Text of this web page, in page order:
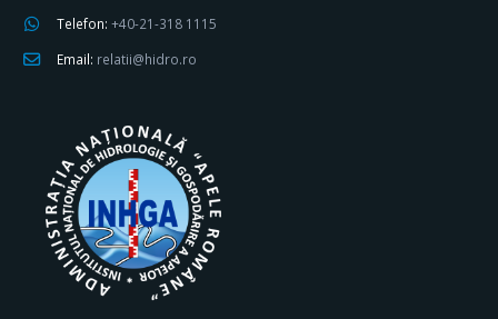
Telefon: +40-21-318 1115
Email: relatii@hidro.ro